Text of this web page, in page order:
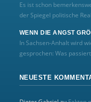
Es ist schon
der Spiegel politische
WENN DIE ANGST
In Sachsen-Anhalt wird
gesprochen: Was
NEUESTE